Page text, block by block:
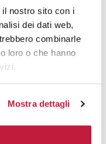
nostro sito con i
dei dati web,
combinarle
loro o che hanno
Mostra dettagli
€ 1,29
€ 1,28
€ 1,26
€ 1,24
€ 1,23